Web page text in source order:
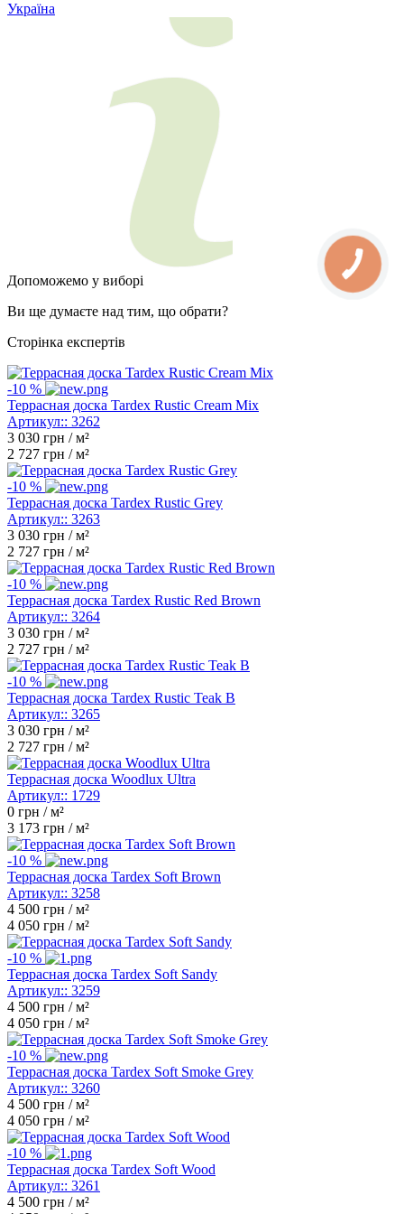
Україна
Допоможемо у виборі
Ви ще думаєте над тим, що обрати?
Сторінка експертів
-10 %
Террасная доска Tardex Rustic Cream Mix
Артикул:: 3262
3 030 грн / м²
2 727 грн / м²
-10 %
Террасная доска Tardex Rustic Grey
Артикул:: 3263
3 030 грн / м²
2 727 грн / м²
-10 %
Террасная доска Tardex Rustic Red Brown
Артикул:: 3264
3 030 грн / м²
2 727 грн / м²
-10 %
Террасная доска Tardex Rustic Teak B
Артикул:: 3265
3 030 грн / м²
2 727 грн / м²
Террасная доска Woodlux Ultra
Артикул:: 1729
0 грн / м²
3 173 грн / м²
-10 %
Террасная доска Tardex Soft Brown
Артикул:: 3258
4 500 грн / м²
4 050 грн / м²
-10 %
Террасная доска Tardex Soft Sandy
Артикул:: 3259
4 500 грн / м²
4 050 грн / м²
-10 %
Террасная доска Tardex Soft Smoke Grey
Артикул:: 3260
4 500 грн / м²
4 050 грн / м²
-10 %
Террасная доска Tardex Soft Wood
Артикул:: 3261
4 500 грн / м²